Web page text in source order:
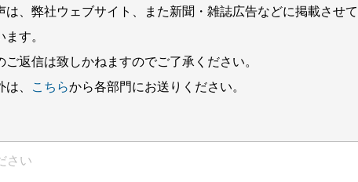
は、弊社ウェブサイト、また新聞・雑誌広告などに掲載させて
す。
返信は致しかねますのでご了承ください。
、
こちらから各部門にお送りください。